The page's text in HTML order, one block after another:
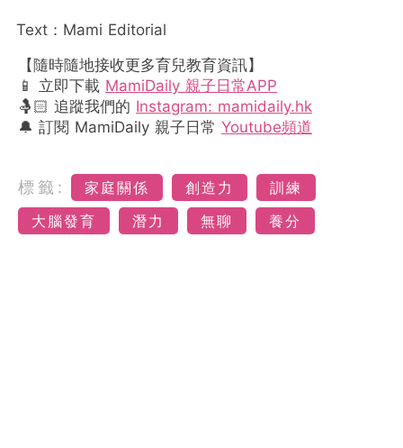
Text：Mami Editorial
【隨時隨地接收更多育兒教育資訊】
📱 立即下載 MamiDaily 親子日常APP
🤱🏻 追蹤我們的 Instagram: mamidaily.hk
🔔 訂閱 MamiDaily 親子日常 Youtube頻道
標籤: 家庭關係 創造力
訓練
大腦發育
潛力 無聊 養分